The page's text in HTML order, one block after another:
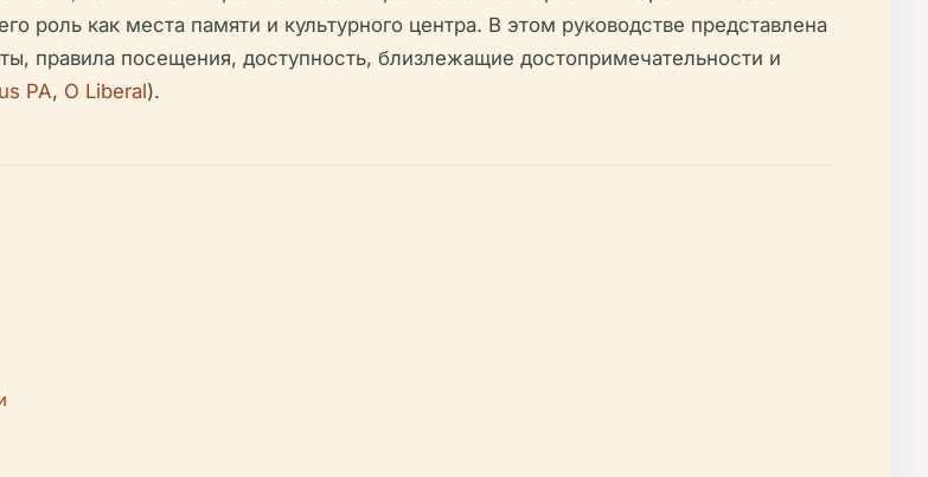
роль как места памяти и культурного центра. В этом руководстве представлена
правила посещения, доступность, близлежащие достопримечательности и
PA, O Liberal).